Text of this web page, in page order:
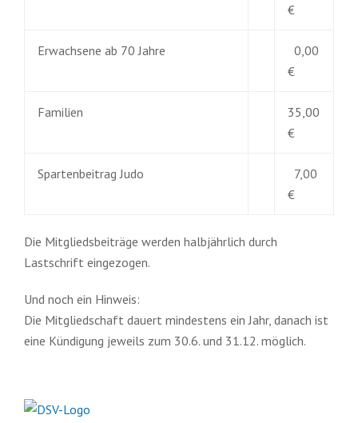
€
Erwachsene ab 70 Jahre
0,00
€
Familien
35,00
€
Spartenbeitrag Judo
7,00
€
Die Mitgliedsbeiträge werden halbjährlich durch
Lastschrift eingezogen.
Und noch ein Hinweis:
Die Mitgliedschaft dauert mindestens ein Jahr, danach ist
eine Kündigung jeweils zum 30.6. und 31.12. möglich.